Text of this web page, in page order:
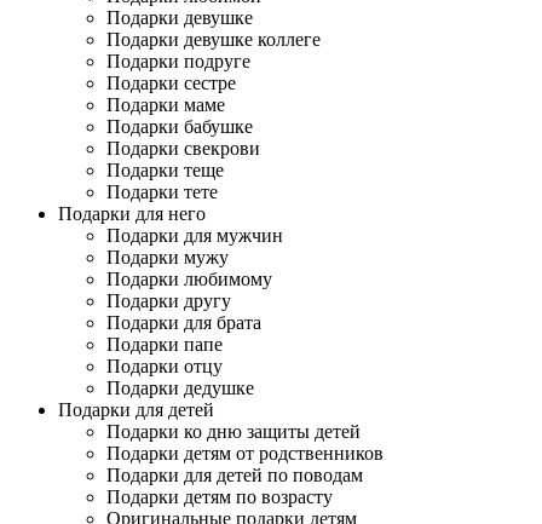
Подарки девушке
Подарки девушке коллеге
Подарки подруге
Подарки сестре
Подарки маме
Подарки бабушке
Подарки свекрови
Подарки теще
Подарки тете
Подарки для него
Подарки для мужчин
Подарки мужу
Подарки любимому
Подарки другу
Подарки для брата
Подарки папе
Подарки отцу
Подарки дедушке
Подарки для детей
Подарки ко дню защиты детей
Подарки детям от родственников
Подарки для детей по поводам
Подарки детям по возрасту
Оригинальные подарки детям